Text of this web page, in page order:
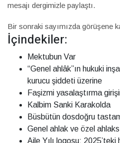
mesajı dergimizle paylaştı.
Bir sonraki sayımızda görüşene
İçindekiler:
Mektubun Var
“Genel ahlâk”ın hukuki
kurucu şiddeti üzerine
Faşizmi yasalaştırma
Kalbim Sanki Karakolda
Büsbütün dosdoğru
Genel ahlak ve özel
Aile Yılı logosu: